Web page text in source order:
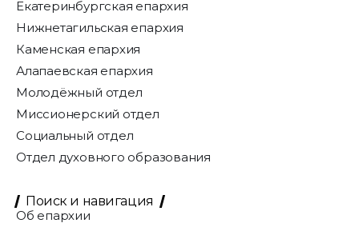
Екатеринбургская епархия
Нижнетагильская епархия
Каменская епархия
Алапаевская епархия
Молодёжный отдел
Миссионерский отдел
Социальный отдел
Отдел духовного образования
Поиск и навигация
Об епархии